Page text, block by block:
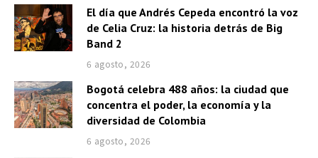
El día que Andrés Cepeda encontró la voz
de Celia Cruz: la historia detrás de Big
Band 2
6 agosto, 2026
Bogotá celebra 488 años: la ciudad que
concentra el poder, la economía y la
diversidad de Colombia
6 agosto, 2026